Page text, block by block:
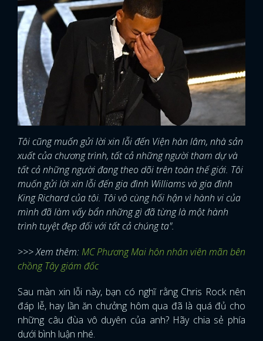
Tôi cũng muốn gửi lời xin lỗi đến Viện hàn lâm, nhà sản
xuất của chương trình, tất cả những người tham dự và
tất cả những người đang theo dõi trên toàn thế giới. Tôi
muốn gửi lời xin lỗi đến gia đình Williams và gia đình
King Richard của tôi. Tôi vô cùng hối hận vì hành vi của
mình đã làm vấy bẩn những gì đã từng là một hành
trình tuyệt đẹp đối với tất cả chúng ta".
>>> Xem thêm:MC Phương Mai hôn nhân viên mãn bên
chồng Tây giám đốc
Sau màn xin lỗi này, bạn có nghĩ rằng Chris Rock nên
đáp lễ, hay lần ăn chưởng hôm qua đã là quá đủ cho
những câu đùa vô duyên của anh? Hãy chia sẻ phía
dưới bình luận nhé.